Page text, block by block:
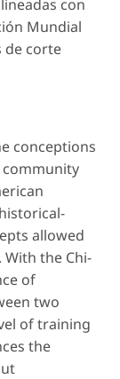
con
Mundial
de corte
conceptions
community
allowed
the Chi-
of
two
of training
the